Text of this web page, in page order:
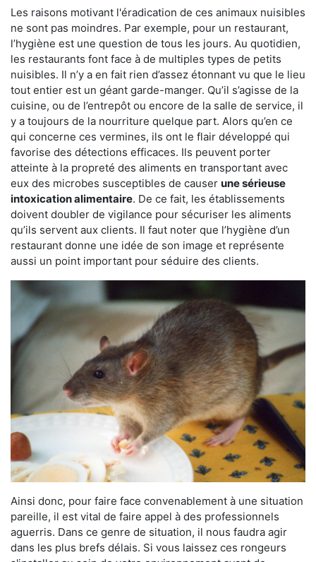
Les raisons motivant l'éradication de ces animaux nuisibles
ne sont pas moindres. Par exemple, pour un restaurant,
l’hygiène est une question de tous les jours. Au quotidien,
les restaurants font face à de multiples types de petits
nuisibles. Il n’y a en fait rien d’assez étonnant vu que le lieu
tout entier est un géant garde-manger. Qu’il s’agisse de la
cuisine, ou de l’entrepôt ou encore de la salle de service, il
y a toujours de la nourriture quelque part. Alors qu’en ce
qui concerne ces vermines, ils ont le flair développé qui
favorise des détections efficaces. Ils peuvent porter
atteinte à la propreté des aliments en transportant avec
eux des microbes susceptibles de causer une sérieuse
intoxication alimentaire. De ce fait, les établissements
doivent doubler de vigilance pour sécuriser les aliments
qu’ils servent aux clients. Il faut noter que l’hygiène d’un
restaurant donne une idée de son image et représente
aussi un point important pour séduire des clients.
Ainsi donc, pour faire face convenablement à une situation
pareille, il est vital de faire appel à des professionnels
aguerris. Dans ce genre de situation, il nous faudra agir
dans les plus brefs délais. Si vous laissez ces rongeurs